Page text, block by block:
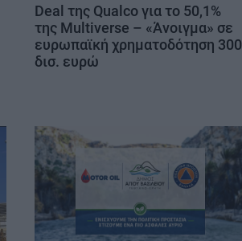
Deal της Qualco για το 50,1%
της Multiverse – «Άνοιγμα» σε
ευρωπαϊκή χρηματοδότηση 300
δισ. ευρώ